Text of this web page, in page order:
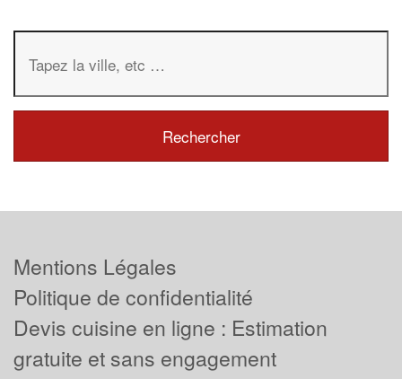
Mentions Légales
Politique de confidentialité
Devis cuisine en ligne : Estimation
gratuite et sans engagement